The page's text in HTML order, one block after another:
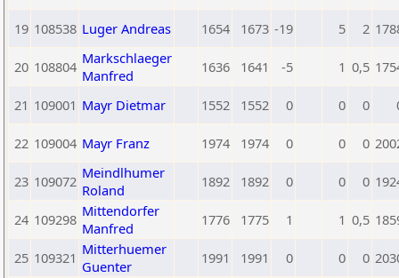
19 108538 Luger Andreas 1654 1673 -19 5 2
20 108804 Markschlaeger
Manfred
1636 1641 -5 1 0,5
21 109001 Mayr Dietmar 1552 1552 0 0 0
22 109004 Mayr Franz 1974 1974 0 0 0
23 109072 Meindlhumer
Roland
1892 1892 0 0 0
24 109298 Mittendorfer
Manfred
1776 1775 1 1 0,5
25 109321 Mitterhuemer
Guenter
1991 1991 0 0 0